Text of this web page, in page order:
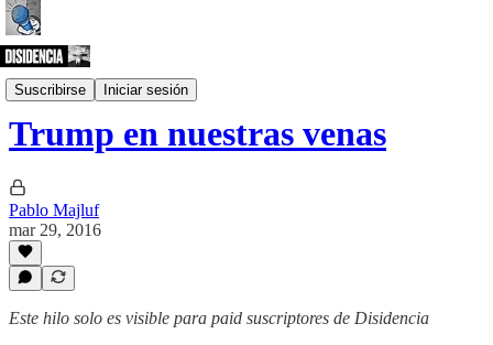
Suscribirse Iniciar sesión
Columna
Trump en nuestras venas
Pablo Majluf
mar 29, 2016
Este hilo solo es visible para paid suscriptores de Disidencia